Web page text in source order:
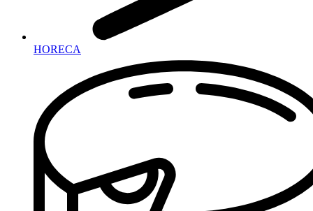
HORECA